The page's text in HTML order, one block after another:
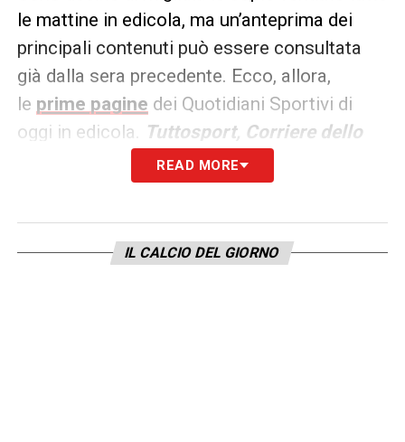
le mattine in edicola, ma un’anteprima dei
principali contenuti può essere consultata
già dalla sera precedente. Ecco, allora,
le prime pagine dei Quotidiani Sportivi di
oggi in edicola.
Tuttosport, Corriere dello
Sport e La Gazzetta dello
rappresentano i principali quotidiani
READ MORE
IL CALCIO DEL GIORNO